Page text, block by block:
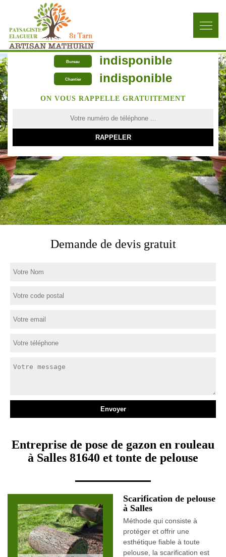
Bureau indisponible
Chantier indisponible
ON VOUS RAPPELLE GRATUITEMENT
Demande de devis gratuit
Entreprise de pose de gazon en rouleau
à Salles 81640 et tonte de pelouse
Scarification de pelouse
à Salles
Méthode qui consiste à
protéger et offrir une
esthétique fiable à toute
pelouse, la scarification est